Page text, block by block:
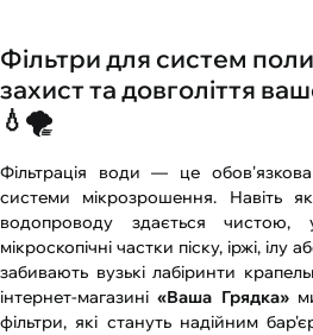
Фільтри для систем
захист та довголіття
💧🌪️
Фільтрація води — це
системи мікрозрошення. Навіть
водопроводу здається
мікроскопічні частки піску, іржі,
забивають вузькі лабіринти
інтернет-магазині«Ваша Грядка»
фільтри, які стануть надійним